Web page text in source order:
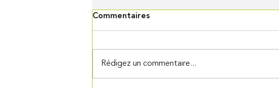
Commentaires
Rédigez un commentaire...